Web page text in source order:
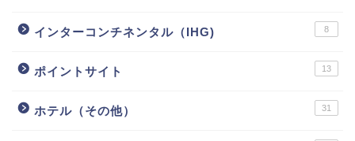
インターコンチネンタル（IHG) 8
ポイントサイト 13
ホテル（その他） 31